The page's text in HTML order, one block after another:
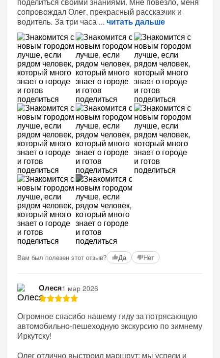
сопровождал Олег, прекрасный рассказчик и
водитель. За три часа
читать дальше
Вам был полезен этот отзыв? Да Нет
Олеся1 мар 2026
Огромное спасибо нашему гиду за потрясающую
автомобильно‑пешеходную экскурсию по зимнему
Иркутску!
Олег отлично выстроил маршрут: мы успели и